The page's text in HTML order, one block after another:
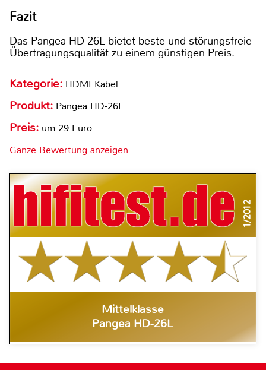
Fazit
Das Pangea HD-26L bietet beste und störungsfreie
Übertragungsqualität zu einem günstigen Preis.
Kategorie: HDMI Kabel
Produkt: Pangea HD-26L
Preis: um 29 Euro
Ganze Bewertung anzeigen
1/2012
Mittelklasse
Pangea HD-26L